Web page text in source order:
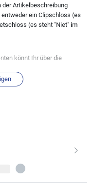
der Artikelbeschreibung
ein Clipschloss (es
(es steht "Niet" im
könnt Ihr über die
Zeichnung der
zu vermeiden!
wie
bedürfen der
könnt Ihr diese über den